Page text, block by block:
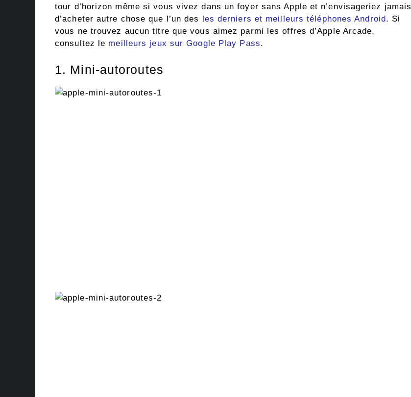
tour d’horizon même si vous vivez dans un foyer sans Apple et n’envisageriez jamais
d’acheter autre chose que l’un des
les derniers et meilleurs téléphones Android . Si
vous ne trouvez aucun titre que vous aimez parmi les offres d’Apple Arcade,
consultez le meilleurs jeux sur Google Play Pass.
1. Mini-autoroutes